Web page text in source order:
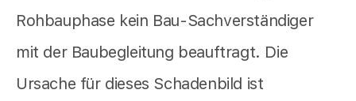
Rohbauphase kein Bau-Sachverständiger
mit der Baubegleitung beauftragt. Die
Ursache für dieses Schadenbild ist